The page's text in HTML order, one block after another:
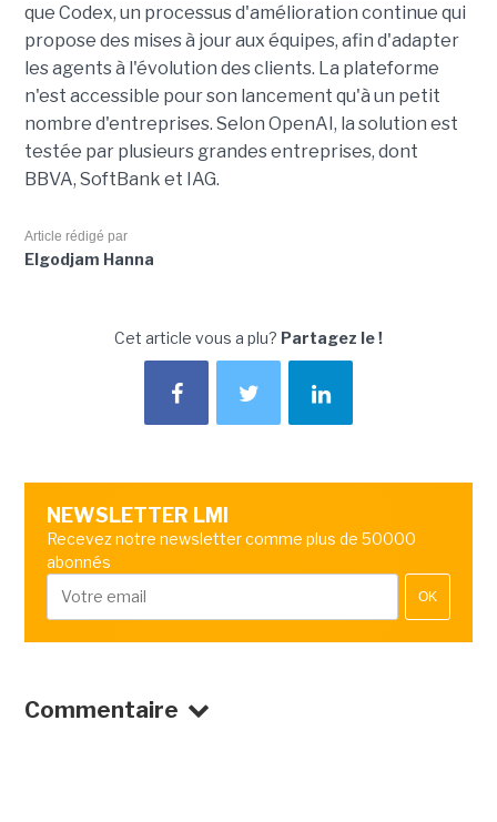
que Codex, un processus d'amélioration continue qui
propose des mises à jour aux équipes, afin d'adapter
les agents à l'évolution des clients. La plateforme
n'est accessible pour son lancement qu'à un petit
nombre d'entreprises. Selon OpenAI, la solution est
testée par plusieurs grandes entreprises, dont
BBVA, SoftBank et IAG.
Article rédigé par
Elgodjam Hanna
Cet article vous a plu? Partagez le !
NEWSLETTER LMI
Recevez notre newsletter comme plus de 50000
abonnés
OK
Commentaire